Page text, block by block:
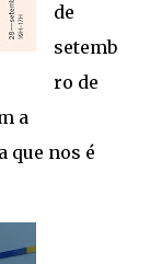
de
setemb
ro de
a
que nos é